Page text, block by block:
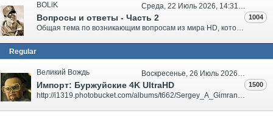
BOLiK
Вопросы и ответы - Часть 2
Общая тема по возникающим вопросам из мира HD, которые не относятся ни к одной из тем раздела. Часть 1..
1004
Regular
Великий Вождь
Импорт: Буржуйские 4K UltraHD
http://i1319.photobucket.com/albums/t662/Sergey_A_Gimranov/4K_Ultra_HD_logo_zpslmhopiva.jpg Поскольку в разделе Техника заинтересованные граждане обсуждают 4К диски, то Вождь решил создать буржуйский топик в профильном разделе. Все издания, которые без русского будут здесь...
1500